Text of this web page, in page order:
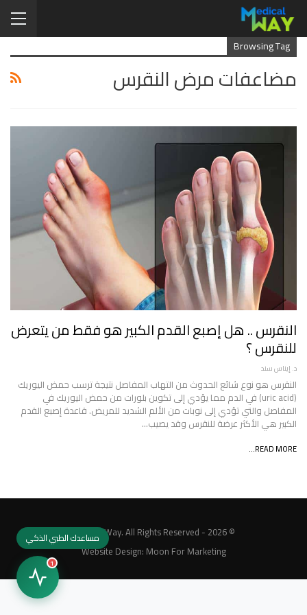
Browsing Tag
مضاعفات مرض النقرس
النقرس .. هل إصبع القدم الكبير هو فقط من يتعرض
للنقرس ؟
د. إيناس سند
النقرس هو نوع شائع الحدوث من التهاب المفاصل نتيجة ترسب حمض اليوريك
(uric acid) في الدم مما يؤدي إلى تكوين بلورات من حمض اليوريك في
المفاصل والتي تؤدي إلى نوبات من الألم الشديد للمريض. قاعدة إصبع القدم
الكبير هي الأكثر عرضة للنقرس وقد يصيب…
READ MORE...
© 2026 - MedicalWay. All Rights Reserved.
Website Design: Moon For Marketing
مساعدك الطبي الذكي
1